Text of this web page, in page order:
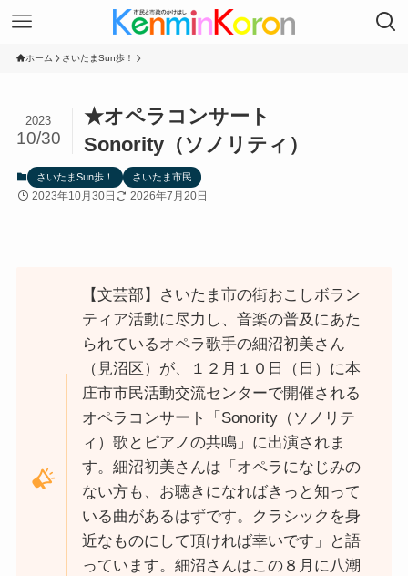
ホーム さいたまSun歩！
★オペラコンサート
Sonority（ソノリティ）
2023
10/30
さいたまSun歩！ さいたま市民
2023年10月30日 2026年7月20日
【文芸部】さいたま市の街おこしボラン
ティア活動に尽力し、音楽の普及にあた
られているオペラ歌手の細沼初美さん
（見沼区）が、１２月１０日（日）に本
庄市市民活動交流センターで開催される
オペラコンサート「Sonority（ソノリテ
ィ）歌とピアノの共鳴」に出演されま
す。細沼初美さんは「オペラになじみの
ない方も、お聴きになればきっと知って
いる曲があるはずです。クラシックを身
近なものにして頂ければ幸いです」と語
っています。細沼さんはこの８月に八潮